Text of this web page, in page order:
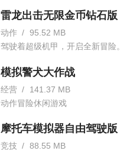
雷龙出击无限金币钻石版
动作 / 95.52 MB
驾驶着超级机甲，开启全新冒险。
模拟警犬大作战
经营 /
141.37 MB
动作冒险休闲游戏
摩托车模拟器自由驾驶版
竞技 / 88.55 MB